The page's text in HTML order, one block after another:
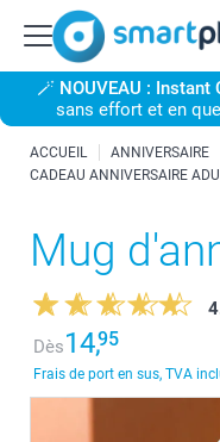
🪄 NOUVEAU : Instant
sans effort et en
ACCUEIL
ANNIVERSAIRE
CADEAU ANNIVERSAIRE
Mug
Dès14,95
Frais de port en sus, TVA